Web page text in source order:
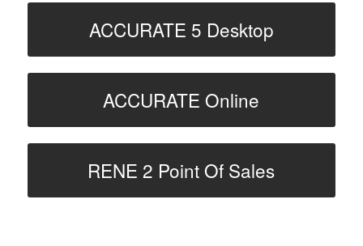
ACCURATE 5 Desktop
ACCURATE Online
RENE 2 Point Of Sales